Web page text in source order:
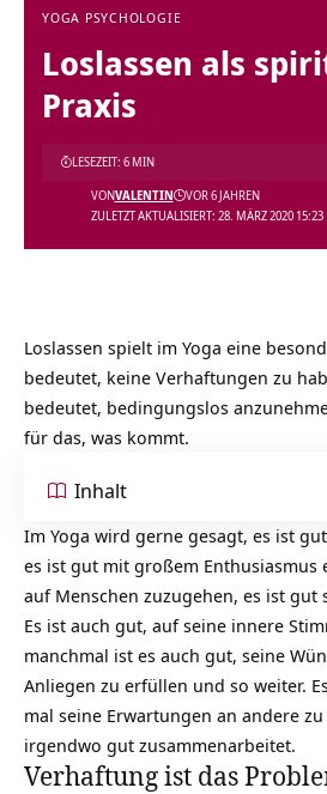
YOGA PSYCHOLOGIE
Loslassen als
Praxis
ZULETZT AKTUALISIERT: 28. MÄRZ 2020 15:23
VONVALENTIN VOR 6 JAHREN
LESEZEIT: 6 MIN
Loslassen spielt im Yoga eine
bedeutet, keine Verhaftungen zu
bedeutet, bedingungslos
für das, was kommt.
Inhalt
Im Yoga wird gerne gesagt, es ist
es ist gut mit großem Enthusiasmus
auf Menschen zuzugehen, es ist gut
Es ist auch gut, auf seine innere
manchmal ist es auch gut, seine
Anliegen zu erfüllen und so weiter.
mal seine Erwartungen an andere
irgendwo gut zusammenarbeitet.
Verhaftung ist das